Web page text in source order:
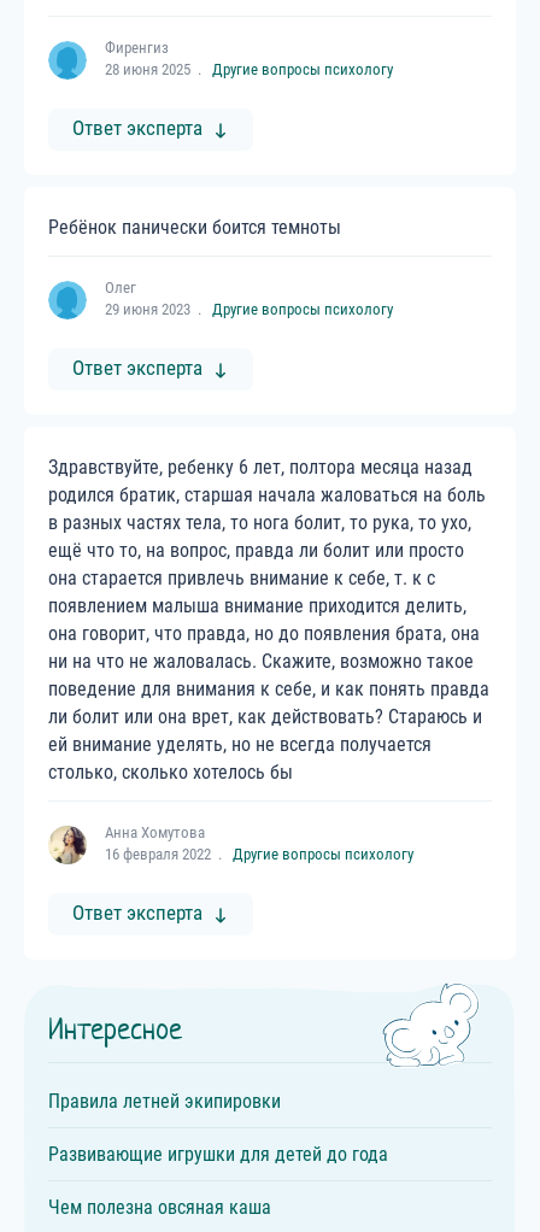
Фиренгиз
28 июня 2025
Другие вопросы психологу
Ответ эксперта
Ребёнок панически боится темноты
Олег
29 июня 2023
Другие вопросы психологу
Ответ эксперта
Здравствуйте, ребенку 6 лет, полтора месяца назад
родился братик, старшая начала жаловаться на боль
в разных частях тела, то нога болит, то рука, то ухо,
ещё что то, на вопрос, правда ли болит или просто
она старается привлечь внимание к себе, т. к с
появлением малыша внимание приходится делить,
она говорит, что правда, но до появления брата, она
ни на что не жаловалась. Скажите, возможно такое
поведение для внимания к себе, и как понять правда
ли болит или она врет, как действовать? Стараюсь и
ей внимание уделять, но не всегда получается
столько, сколько хотелось бы
Анна Хомутова
16 февраля 2022
Другие вопросы психологу
Ответ эксперта
Интересное
Правила летней экипировки
Развивающие игрушки для детей до года
Чем полезна овсяная каша